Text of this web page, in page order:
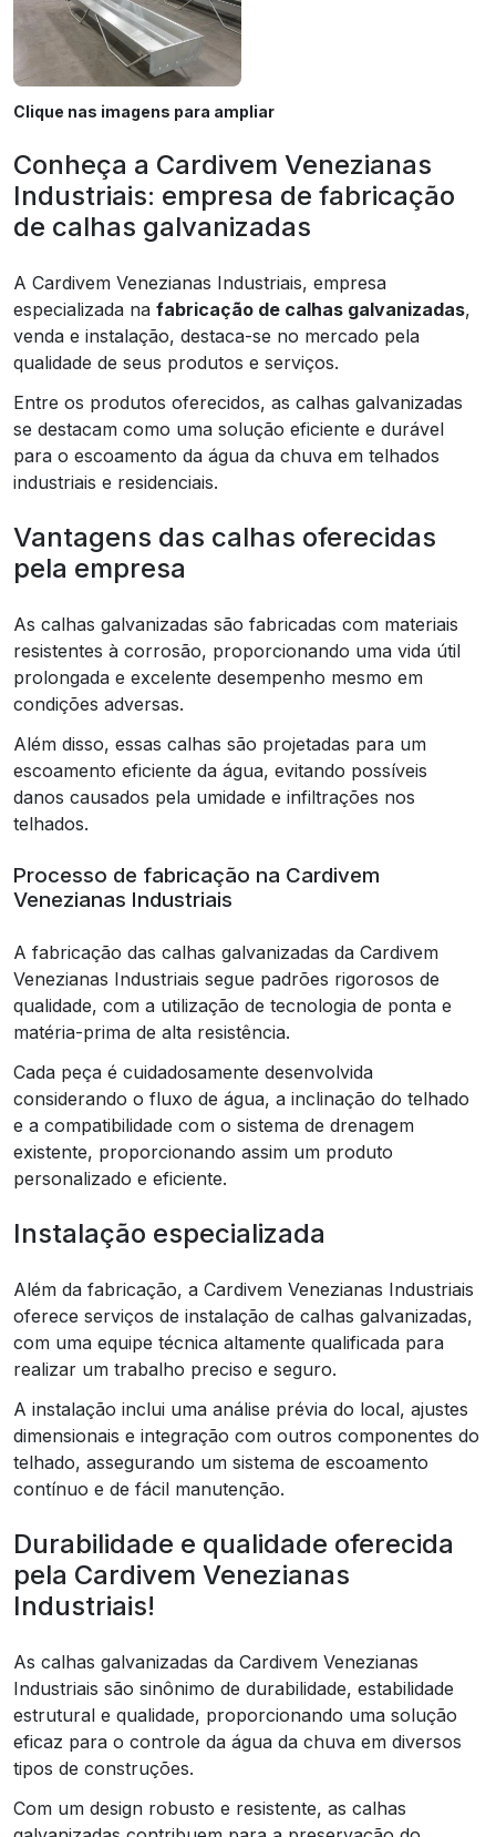
Clique nas imagens para ampliar
Conheça a Cardivem Venezianas
Industriais: empresa de fabricação
de calhas galvanizadas
A Cardivem Venezianas Industriais, empresa
especializada na fabricação de calhas galvanizadas,
venda e instalação, destaca-se no mercado pela
qualidade de seus produtos e serviços.
Entre os produtos oferecidos, as calhas galvanizadas
se destacam como uma solução eficiente e durável
para o escoamento da água da chuva em telhados
industriais e residenciais.
Vantagens das calhas oferecidas
pela empresa
As calhas galvanizadas são fabricadas com materiais
resistentes à corrosão, proporcionando uma vida útil
prolongada e excelente desempenho mesmo em
condições adversas.
Além disso, essas calhas são projetadas para um
escoamento eficiente da água, evitando possíveis
danos causados pela umidade e infiltrações nos
telhados.
Processo de fabricação na Cardivem
Venezianas Industriais
A fabricação das calhas galvanizadas da Cardivem
Venezianas Industriais segue padrões rigorosos de
qualidade, com a utilização de tecnologia de ponta e
matéria-prima de alta resistência.
Cada peça é cuidadosamente desenvolvida
considerando o fluxo de água, a inclinação do telhado
e a compatibilidade com o sistema de drenagem
existente, proporcionando assim um produto
personalizado e eficiente.
Instalação especializada
Além da fabricação, a Cardivem Venezianas Industriais
oferece serviços de instalação de calhas galvanizadas,
com uma equipe técnica altamente qualificada para
realizar um trabalho preciso e seguro.
A instalação inclui uma análise prévia do local, ajustes
dimensionais e integração com outros componentes do
telhado, assegurando um sistema de escoamento
contínuo e de fácil manutenção.
Durabilidade e qualidade oferecida
pela Cardivem Venezianas
Industriais!
As calhas galvanizadas da Cardivem Venezianas
Industriais são sinônimo de durabilidade, estabilidade
estrutural e qualidade, proporcionando uma solução
eficaz para o controle da água da chuva em diversos
tipos de construções.
Com um design robusto e resistente, as calhas